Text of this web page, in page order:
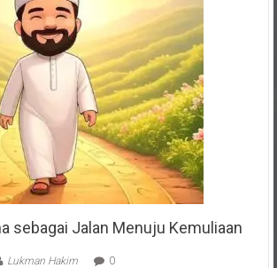
sebagai Jalan Menuju Kemuliaan
Lukman Hakim 0